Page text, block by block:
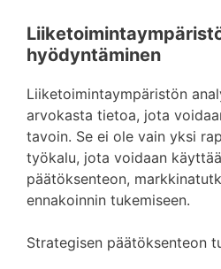
hyödyntäminen
Liiketoimintaympäristön
arvokasta tietoa, jota
tavoin. Se ei ole vain yksi
työkalu, jota voidaan
päätöksenteon,
ennakoinnin tukemiseen.
Strategisen päätöksenteon